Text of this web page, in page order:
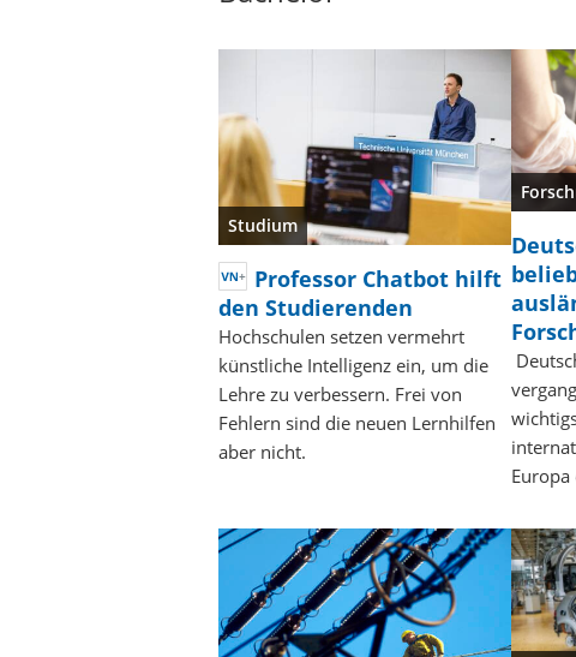
Studium
Professor Chatbot hilft
den Studierenden
Hochschulen setzen vermehrt
künstliche Intelligenz ein, um die
Lehre zu verbessern. Frei von
Fehlern sind die neuen Lernhilfen
aber nicht.